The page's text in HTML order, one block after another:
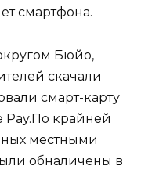
смартфона.
Бюйо,
скачали
смарт-карту
Pay.По крайней
местными
обналичены в